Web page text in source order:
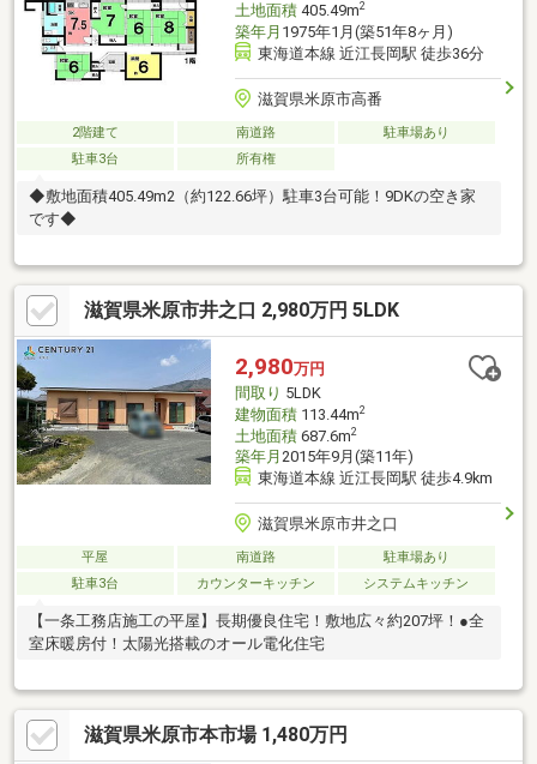
土地面積405.49m2
築年月 1975年1月(築51年8ヶ月)
東海道本線 近江長岡駅 徒歩36分
滋賀県米原市高番
2階建て 南道路
駐車場あり
駐車3台
所有権
◆敷地面積405.49m2（約122.66坪）駐車3台可能！9DKの空き家
です◆
滋賀県米原市井之口 2,980万円 5LDK
2,980万円
間取り 5LDK
建物面積113.44m2
土地面積687.6m2
築年月 2015年9月(築11年)
東海道本線 近江長岡駅 徒歩4.9km
滋賀県米原市井之口
平屋 南道路
駐車場あり
駐車3台
カウンターキッチン システムキッチン
【一条工務店施工の平屋】長期優良住宅！敷地広々約207坪！●全
室床暖房付！太陽光搭載のオール電化住宅
滋賀県米原市本市場 1,480万円